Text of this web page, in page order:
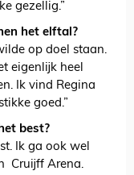
gezellig.”
het elftal?
op doel staan.
eigenlijk heel
Ik vind Regina
goed.”
best?
Ik ga ook wel
Cruijff Arena.